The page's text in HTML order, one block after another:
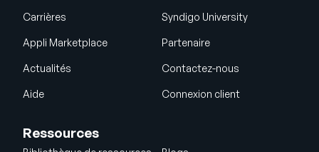
Carrières Syndigo University
Appli Marketplace Partenaire
Actualités Contactez-nous
Aide Connexion client
Ressources